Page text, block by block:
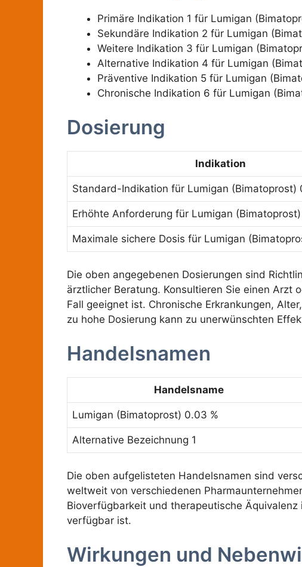
Primäre Indikation 1 für Lumigan
Sekundäre Indikation 2 für Lumigan
Weitere Indikation 3 für Lumigan
Alternative Indikation 4 für Lumigan
Präventive Indikation 5 für Lumigan
Chronische Indikation 6 für Lumigan
Dosierung
Indikation
Standard-Indikation für Lumigan (Bimatoprost)
Erhöhte Anforderung für Lumigan
Maximale sichere Dosis für Lumigan
Die oben angegebenen Dosierungen sind
ärztlicher Beratung. Konsultieren Sie einen Arzt
Fall geeignet ist. Chronische Erkrankungen,
zu hohe Dosierung kann zu unerwünschten
Handelsnamen
Handelsname
Lumigan (Bimatoprost) 0.03 %
Alternative Bezeichnung 1
Die oben aufgelisteten Handelsnamen sind
weltweit von verschiedenen
Bioverfügbarkeit und therapeutische
verfügbar ist.
Wirkungen und